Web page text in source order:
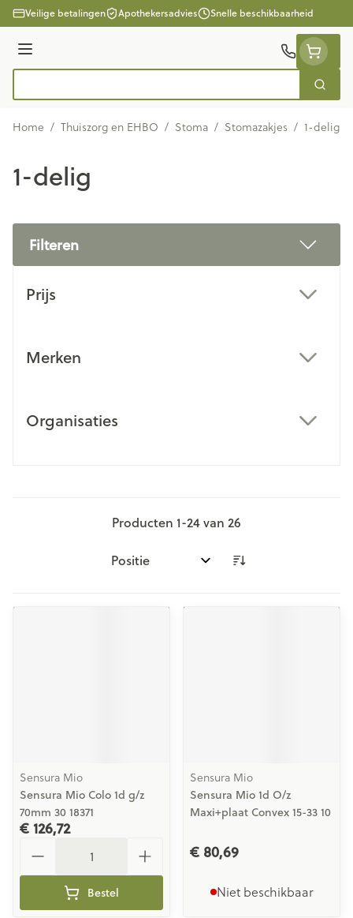
Ga naar de inhoud
Veilige betalingen Apothekersadvies Snelle beschikbaarheid
Menu
Zoek
Home / Thuiszorg en EHBO / Stoma / Stomazakjes / 1-delig
1-delig
Filteren
Prijs
Merken
Organisaties
Producten 1-24van 26
Sorteer op:
Sensura Mio
Sensura Mio Colo 1d g/z
70mm 30 18371
€ 126,72
Bestel
Sensura Mio
Sensura Mio 1d O/z
Maxi+plaat Convex 15-33 10
€ 80,69
Niet beschikbaar